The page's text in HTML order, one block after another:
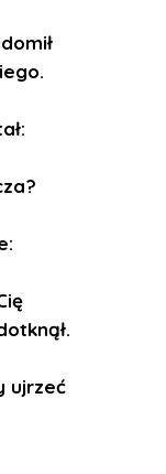
ujrzeć